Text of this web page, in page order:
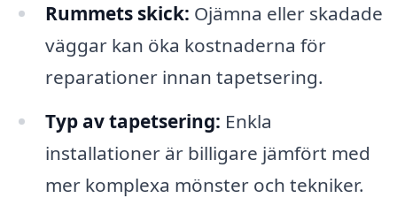
Rummets skick: Ojämna eller skadade
väggar kan öka kostnaderna för
reparationer innan tapetsering.
Typ av tapetsering: Enkla
installationer är billigare jämfört med
mer komplexa mönster och tekniker.